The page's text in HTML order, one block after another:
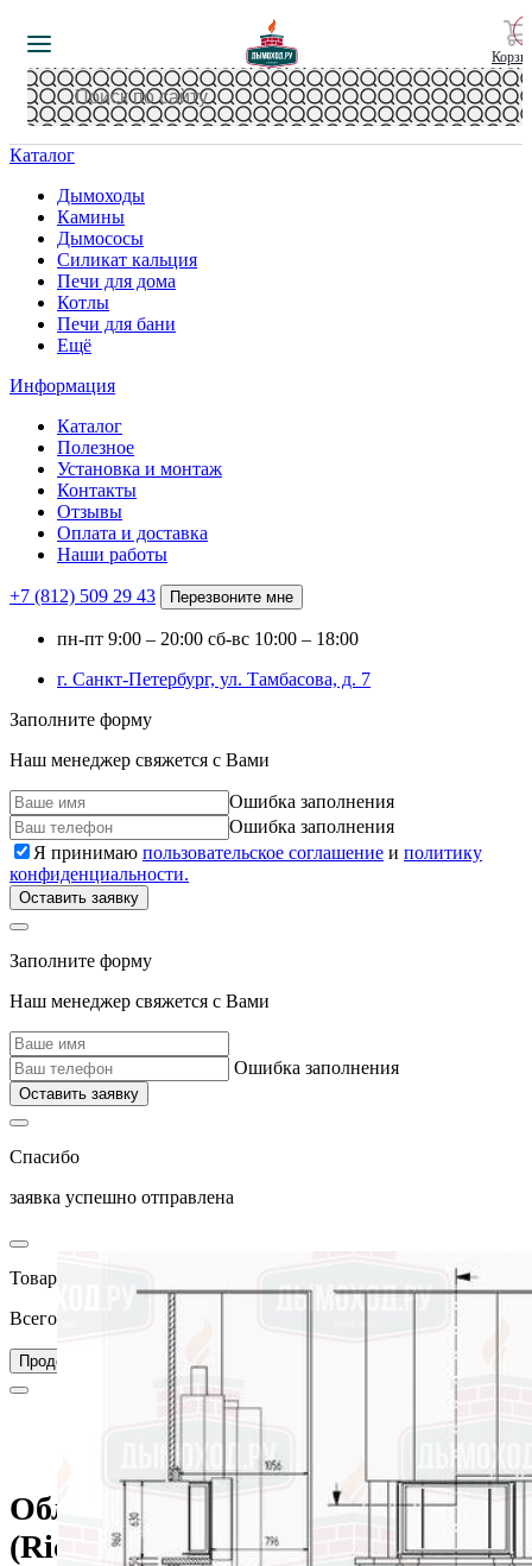
Каталог
Дымоходы
Камины
Дымососы
Силикат кальция
Печи для дома
Котлы
Печи для бани
Ещё
Информация
Каталог
Полезное
Установка и монтаж
Контакты
Отзывы
Оплата и доставка
Наши работы
+7 (812) 509 29 43 Перезвоните мне
пн-пт 9:00 – 20:00 сб-вс 10:00 – 18:00
г. Санкт-Петербург, ул. Тамбасова, д. 7
Заполните форму
Наш менеджер свяжется с Вами
Ошибка заполнения
Ошибка заполнения
Я принимаю пользовательское соглашение и политику
конфиденциальности.
Оставить заявку
Заполните форму
Наш менеджер свяжется с Вами
Ошибка заполнения
Оставить заявку
Спасибо
заявка успешно отправлена
Товар добавлен в корзину
Всего товаров в вашей корзине –
Продолжить покупки
Каталог
Облицовка SANTOS PROVENCE (Richard Le Droff)
Облицовка SANTOS PROVENCE
(Richard Le Droff)